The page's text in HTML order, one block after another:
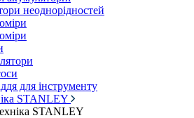
неоднорідностей
для інструменту
STANLEY
STANLEY